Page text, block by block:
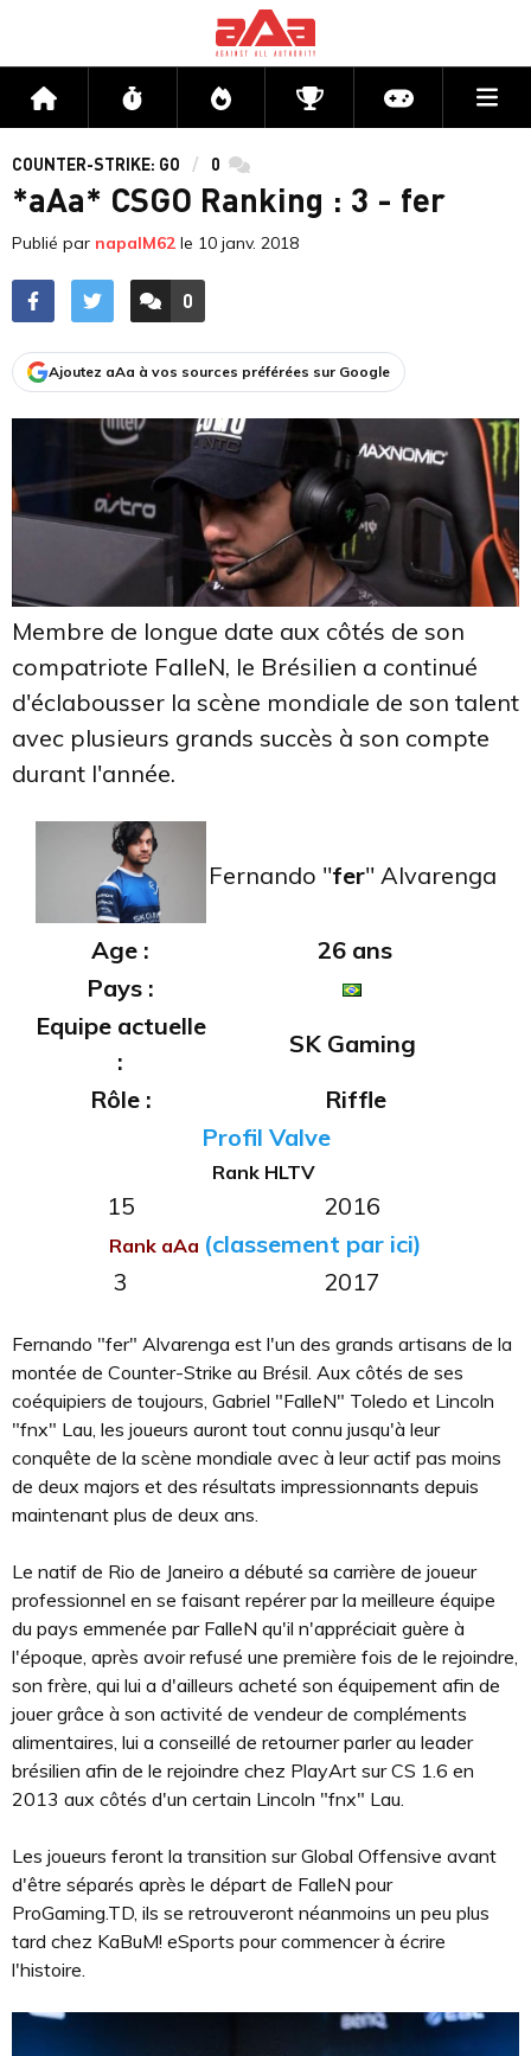
Accueil Flux Directs CompétitionsActu jeux
COUNTER-STRIKE: GO 0 commentaires
*aAa* CSGO Ranking : 3 - fer
Publié par napalM62 le 10 janv. 2018
ACCÉDER AUX
0
COMMENTAIRES
Ajoutez aAa à vos sources préférées sur Google
Membre de longue date aux côtés de son
compatriote FalleN, le Brésilien a continué
d'éclabousser la scène mondiale de son talent
avec plusieurs grands succès à son compte
durant l'année.
Fernando "fer" Alvarenga
Age :
26 ans
Pays :
Equipe actuelle
:
SK Gaming
Rôle :
Riffle
Profil Valve
Rank HLTV
15 2016
Rank aAa (classement par ici)
3
2017
Fernando "fer" Alvarenga est l'un des grands artisans de la
montée de Counter-Strike au Brésil. Aux côtés de ses
coéquipiers de toujours, Gabriel "FalleN" Toledo et Lincoln
"fnx" Lau, les joueurs auront tout connu jusqu'à leur
conquête de la scène mondiale avec à leur actif pas moins
de deux majors et des résultats impressionnants depuis
maintenant plus de deux ans.
Le natif de Rio de Janeiro a débuté sa carrière de joueur
professionnel en se faisant repérer par la meilleure équipe
du pays emmenée par FalleN qu'il n'appréciait guère à
l'époque, après avoir refusé une première fois de le rejoindre,
son frère, qui lui a d'ailleurs acheté son équipement afin de
jouer grâce à son activité de vendeur de compléments
alimentaires, lui a conseillé de retourner parler au leader
brésilien afin de le rejoindre chez PlayArt sur CS 1.6 en
2013 aux côtés d'un certain Lincoln "fnx" Lau.
Les joueurs feront la transition sur Global Offensive avant
d'être séparés après le départ de FalleN pour
ProGaming.TD, ils se retrouveront néanmoins un peu plus
tard chez KaBuM! eSports pour commencer à écrire
l'histoire.